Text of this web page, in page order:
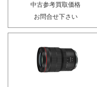
中古参考買取価格
お問合せ下さい